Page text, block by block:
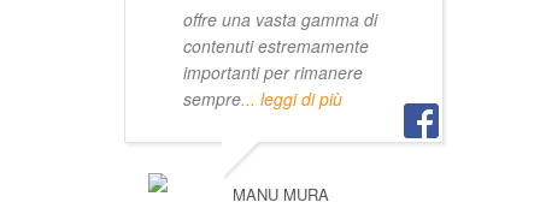
offre una vasta gamma di
contenuti estremamente
importanti per rimanere
sempre... leggi di più
MANU MURA